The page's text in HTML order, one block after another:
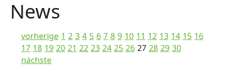
News
vorherige 1 2 3 4 5 6 7 8 9 10 11 12 13 14 15 16
17 18 19 20 21 22 23 24 25 26 27 28 29 30
nächste